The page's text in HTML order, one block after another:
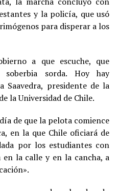
y la policía, que usó
para disperar a los
a que escuche, que
sorda. Hoy hay
Saavedra, presidente de la
la Universidad de Chile.
de que la pelota comience
en la que Chile oficiará de
por los estudiantes con
en la calle y en la cancha, a